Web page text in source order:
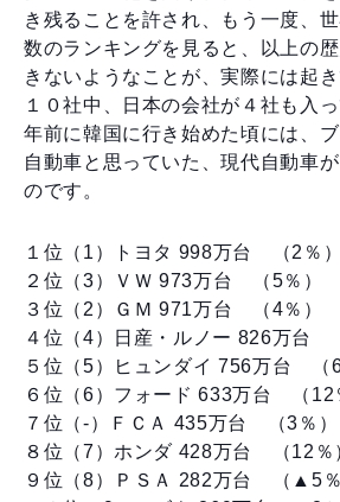
き残ることを許され、もう一度、
数のランキングを見ると、以上の
きないようなことが、実際には起
１０社中、日本の会社が４社も入
年前に韓国に行き始めた頃には、
自動車と思っていた、現代自動車
のです。
１位（1）トヨタ 998万台 （2％）
２位（3）ＶＷ 973万台 （5％）
３位（2）ＧＭ 971万台 （4％）
４位（4）日産・ルノー 826万台
５位（5）ヒュンダイ 756万台 （6
６位（6）フォード 633万台 （12
７位（-）ＦＣＡ 435万台 （3％）
８位（7）ホンダ 428万台 （12％
９位（8）ＰＳＡ 282万台 （▲5％